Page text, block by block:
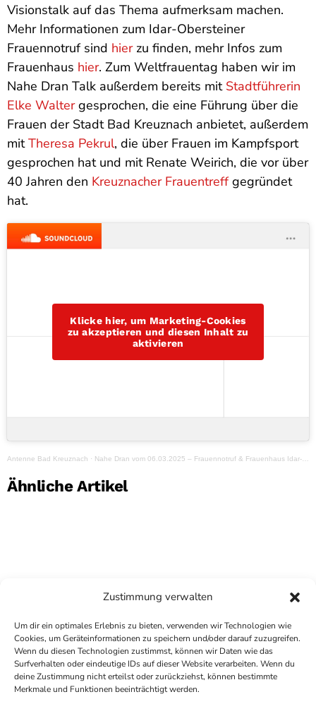
Zustimmung verwalten
Um dir ein optimales Erlebnis zu bieten, verwenden wir Technologien wie
Cookies, um Geräteinformationen zu speichern und/oder darauf zuzugreifen.
Wenn du diesen Technologien zustimmst, können wir Daten wie das
Surfverhalten oder eindeutige IDs auf dieser Website verarbeiten. Wenn du
deine Zustimmung nicht erteilst oder zurückziehst, können bestimmte
Merkmale und Funktionen beeinträchtigt werden.
Visionstalk auf das Thema aufmerksam machen.
Mehr Informationen zum Idar-Obersteiner
Frauennotruf sind hierzu finden, mehr Infos zum
Frauenhaus hier. Zum Weltfrauentag haben wir im
Nahe Dran Talk außerdem bereits mit Stadtführerin
Elke Waltergesprochen, die eine Führung über die
Frauen der Stadt Bad Kreuznach anbietet, außerdem
mitTheresa Pekrul, die über Frauen im Kampfsport
gesprochen hat und mit Renate Weirich, die vor über
40 Jahren den Kreuznacher Frauentreffgegründet
hat.
Klicke hier, um Marketing-Cookies
zu akzeptieren und diesen Inhalt zu
aktivieren
Antenne Bad Kreuznach · Nahe Dran vom 06.03.2025 – Frauennotruf & Frauenhaus Idar-Oberstein
Ähnliche Artikel
COPYRIGHTANTENNE BAD KREUZNACH